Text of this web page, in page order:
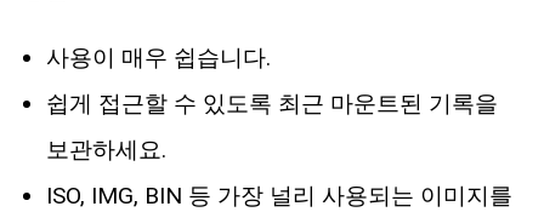
사용이 매우 쉽습니다.
쉽게 접근할 수 있도록 최근 마운트된 기록을
보관하세요.
ISO, IMG, BIN 등 가장 널리 사용되는 이미지를